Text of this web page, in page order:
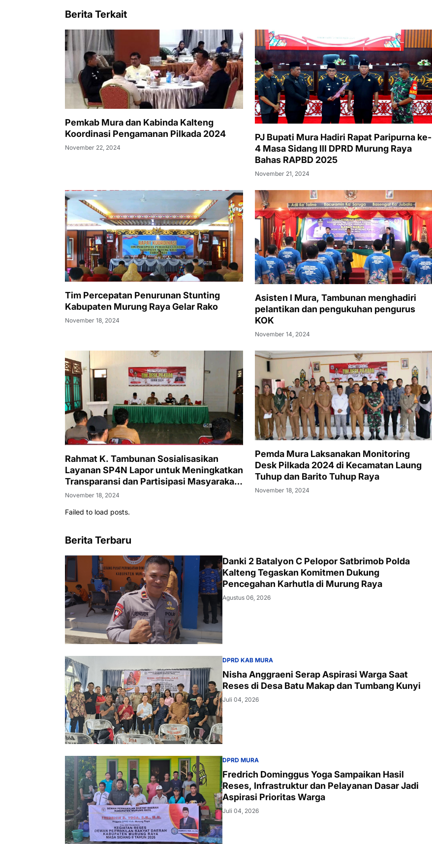
Berita Terkait
Pemkab Mura dan Kabinda Kalteng
Koordinasi Pengamanan Pilkada 2024
November 22, 2024
PJ Bupati Mura Hadiri Rapat Paripurna ke-
4 Masa Sidang III DPRD Murung Raya
Bahas RAPBD 2025
November 21, 2024
Tim Percepatan Penurunan Stunting
Kabupaten Murung Raya Gelar Rako
November 18, 2024
Asisten I Mura, Tambunan menghadiri
pelantikan dan pengukuhan pengurus
KOK
November 14, 2024
Rahmat K. Tambunan Sosialisasikan
Layanan SP4N Lapor untuk Meningkatkan
Transparansi dan Partisipasi Masyarakat
dalam Pengawasan Pemerintah
November 18, 2024
Pemda Mura Laksanakan Monitoring
Desk Pilkada 2024 di Kecamatan Laung
Tuhup dan Barito Tuhup Raya
November 18, 2024
Failed to load posts.
Berita Terbaru
Danki 2 Batalyon C Pelopor Satbrimob Polda
Kalteng Tegaskan Komitmen Dukung
Pencegahan Karhutla di Murung Raya
Agustus 06, 2026
DPRD KAB MURA
Nisha Anggraeni Serap Aspirasi Warga Saat
Reses di Desa Batu Makap dan Tumbang Kunyi
Juli 04, 2026
DPRD MURA
Fredrich Dominggus Yoga Sampaikan Hasil
Reses, Infrastruktur dan Pelayanan Dasar Jadi
Aspirasi Prioritas Warga
Juli 04, 2026